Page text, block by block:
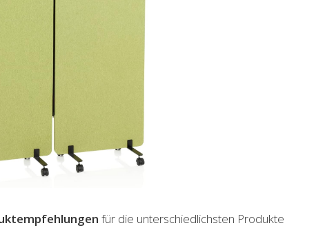
für die unterschiedlichsten Produkte